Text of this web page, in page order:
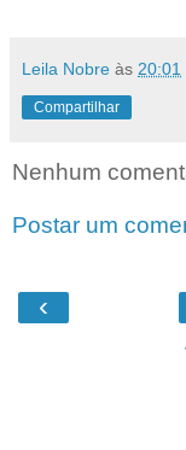
Leila Nobre às 20:01
Compartilhar
Nenhum
Postar um
‹